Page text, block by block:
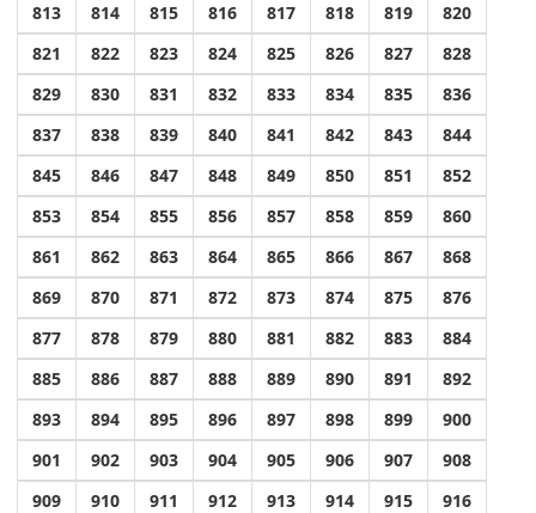
813
814 815 816 817 818 819
820
821
822 823 824 825 826 827
828
829
830 831 832 833 834 835
836
837
838 839 840 841 842 843
844
845
846 847 848 849 850 851
852
853
854 855 856 857 858 859
860
861
862 863 864 865 866 867
868
869
870 871 872 873 874 875
876
877
878 879 880 881 882 883
884
885
886 887 888 889 890 891
892
893
894 895 896 897 898 899
900
901
902 903 904 905 906 907
908
909
910 911 912 913 914 915 916